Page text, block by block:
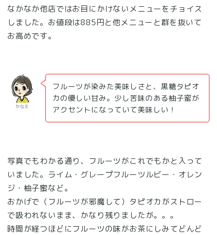
なかなか他店ではお目にかけないメニューをチョイス
しました。お値段は885円と他メニューと群を抜いて
お高めです。
かなえ
フルーツが染みた美味しさと、黒糖タピオ
カの優しい甘み。少し苦味のある柚子蜜が
アクセントになっていて美味しい！
写真でもわかる通り、フルーツがこれでもかと入って
いました。ライム・グレープフルーツルビー・オレン
ジ・柚子蜜など。
おかげで（フルーツが邪魔して）タピオカがストロー
で吸われないまま、かなり残りましたが。。。
時間が経つほどにフルーツの味がお茶にしみてどんど